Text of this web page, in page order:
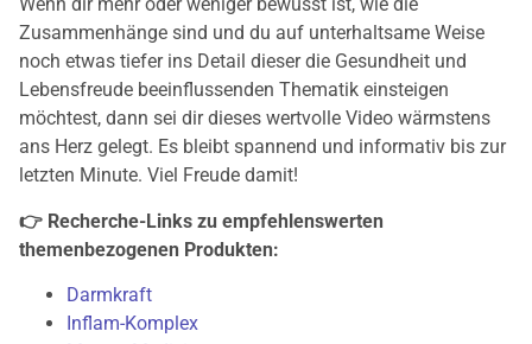
Wenn dir mehr oder weniger bewusst ist, wie die
Zusammenhänge sind und du auf unterhaltsame Weise
noch etwas tiefer ins Detail dieser die Gesundheit und
Lebensfreude beeinflussenden Thematik einsteigen
möchtest, dann sei dir dieses wertvolle Video wärmstens
ans Herz gelegt. Es bleibt spannend und informativ bis zur
letzten Minute. Viel Freude damit!
👉 Recherche-Links zu empfehlenswerten
themenbezogenen Produkten:
Darmkraft
Inflam-Komplex